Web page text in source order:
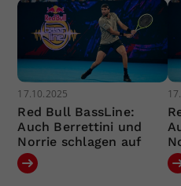
17.10.2025
Red Bull BassLine:
Auch Berrettini und
Norrie schlagen auf